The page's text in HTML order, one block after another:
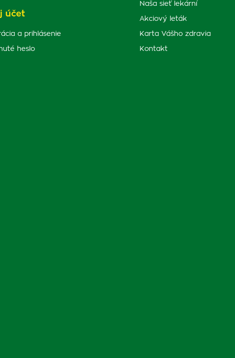
účet
a prihlásenie
heslo
Naša sieť lekární
Akciový leták
Karta Vášho zdravia
Kontakt